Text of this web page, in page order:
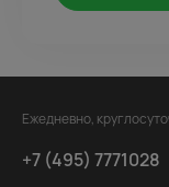
Ежедневно,
+7 (495) 7771028